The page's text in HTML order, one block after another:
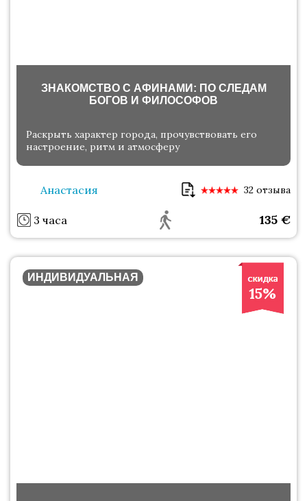
ЗНАКОМСТВО С АФИНАМИ: ПО СЛЕДАМ
БОГОВ И ФИЛОСОФОВ
Раскрыть характер города, прочувствовать его
настроение, ритм и атмосферу
Анастасия 32 отзыва
3 часа 135 €
15%
ИНДИВИДУАЛЬНАЯ